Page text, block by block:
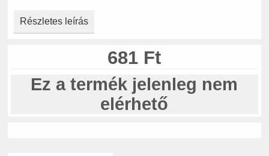
Részletes leírás
681 Ft
Ez a termék jelenleg nem
elérhető